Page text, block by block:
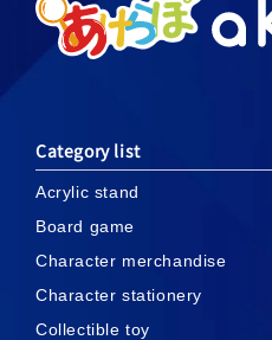
Category list
Acrylic stand
Board game
Character merchandise
Character stationery
Collectible toy